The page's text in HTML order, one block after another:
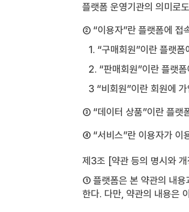
플랫폼 운영기관의 의미로
② “이용자”란 플랫폼에 접
1. “구매회원”이란 플랫
2. “판매회원”이란 플랫
3 “비회원”이란 회원에
③ “데이터 상품”이란 플랫
④ “서비스”란 이용자가 이
제3조 [약관 등의 명시와 개
① 플랫폼은 본 약관의 내용
한다. 다만, 약관의 내용은